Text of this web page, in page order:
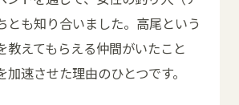
とも知り合いました。高尾という
教えてもらえる仲間がいたこと
速させた理由のひとつです。